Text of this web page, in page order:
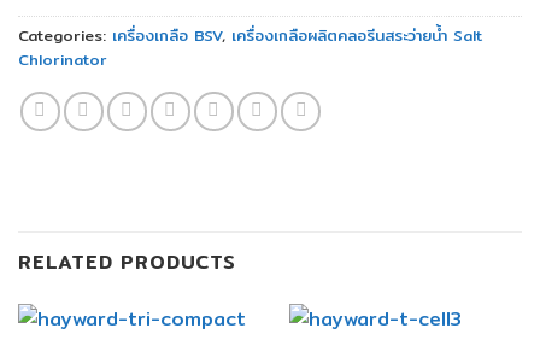
Categories: เครื่องเกลือ BSV, เครื่องเกลือผลิตคลอรีนสระว่ายน้ำ Salt
Chlorinator
RELATED PRODUCTS